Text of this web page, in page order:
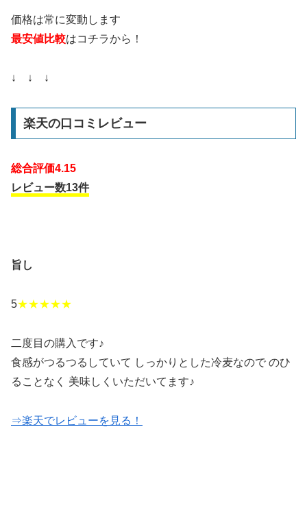
価格は常に変動します
最安値比較はコチラから！
↓ ↓ ↓
楽天の口コミレビュー
総合評価4.15
レビュー数13件
旨し
5★★★★★
二度目の購入です♪
食感がつるつるしていて しっかりとした冷麦なので のひ
ることなく 美味しくいただいてます♪
⇒楽天でレビューを見る！